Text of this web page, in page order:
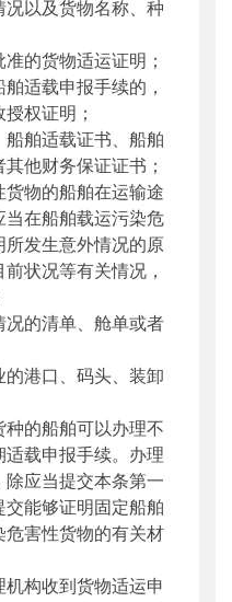
以及货物名称、种
的货物适运证明；
适载申报手续的，
权证明；
舶适载证书、船舶
他财务保证证书；
物的船舶在运输途
在船舶载运污染危
发生意外情况的原
状况等有关情况，
的清单、舱单或者
港口、码头、装卸
的船舶可以办理不
载申报手续。办理
应当提交本条第一
能够证明固定船舶
害性货物的有关材
收到货物适运申